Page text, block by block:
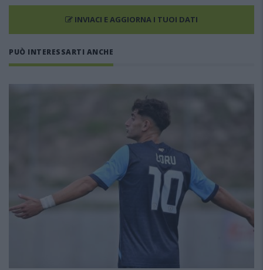
INVIACI E AGGIORNA I TUOI DATI
PUÒ INTERESSARTI ANCHE